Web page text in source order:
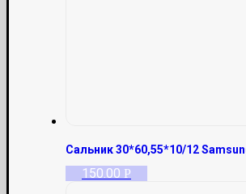
Сальник 30*60,55*10/12
150.00 Р